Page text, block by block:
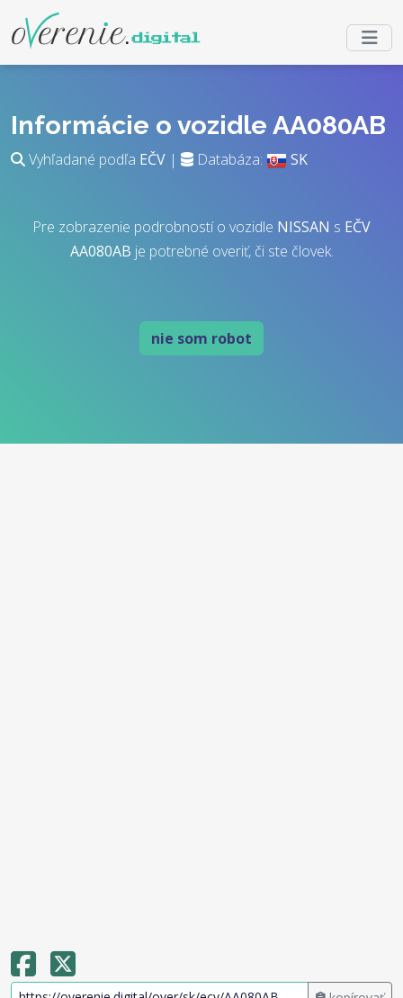
Informácie o vozidle AA080AB
Vyhľadané podľa EČV | Databáza: SK
Pre zobrazenie podrobností o vozidle NISSAN s EČV
AA080AB je potrebné overiť, či ste človek.
nie som robot